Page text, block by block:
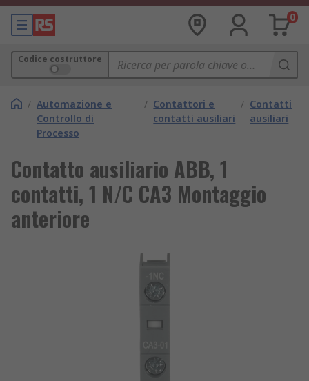
0
Codice costruttore
/ Automazione e
Controllo di
Processo
/ Contattori e
contatti ausiliari
/ Contatti
ausiliari
Contatto ausiliario ABB, 1
contatti, 1 N/C CA3 Montaggio
anteriore